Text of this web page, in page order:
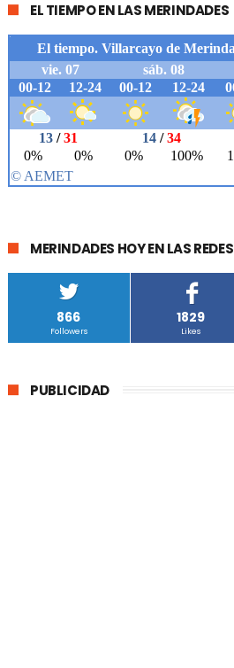
EL TIEMPO EN LAS MERINDADES
MERINDADES HOY EN LAS REDES
866
Followers
1829
Likes
PUBLICIDAD